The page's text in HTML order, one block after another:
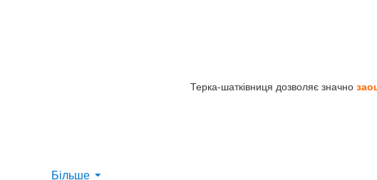
Терка-шатківниця дозволяє значно
Більше